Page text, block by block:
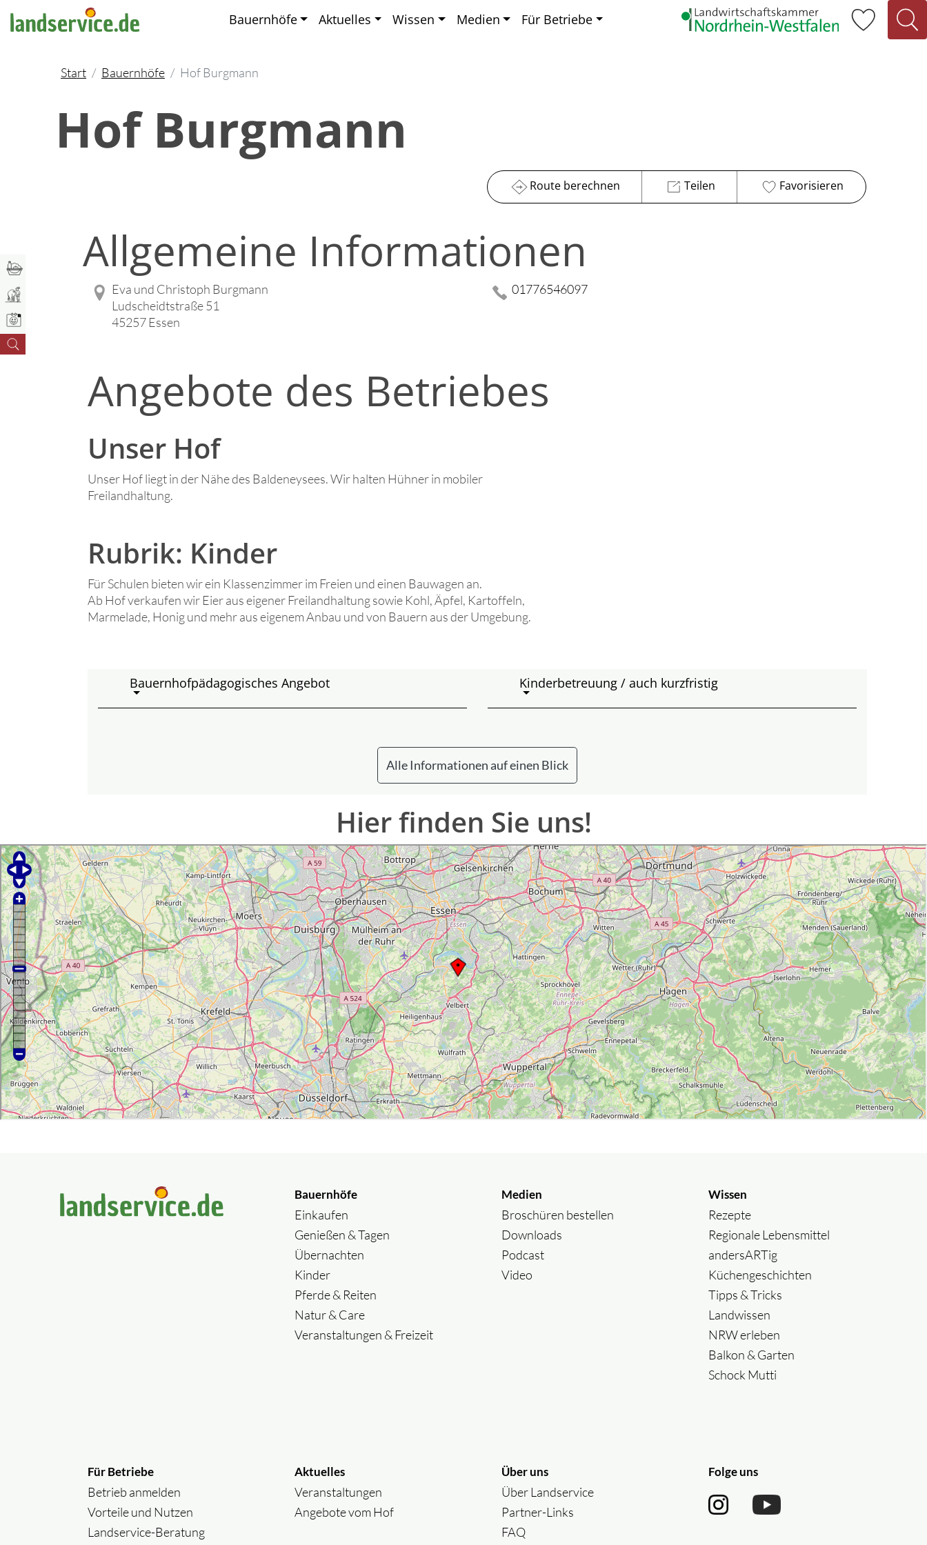
Bauernhöfe Aktuelles Wissen Medien Für Betriebe
Start Bauernhöfe Hof Burgmann
Hof Burgmann
Route berechnen Teilen Favorisieren
Allgemeine Informationen
Eva und Christoph Burgmann
Ludscheidtstraße 51
45257 Essen
01776546097
Angebote des Betriebes
Unser Hof
Unser Hof liegt in der Nähe des Baldeneysees. Wir halten Hühner in mobiler
Freilandhaltung.
Rubrik: Kinder
Für Schulen bieten wir ein Klassenzimmer im Freien und einen Bauwagen an.
Ab Hof verkaufen wir Eier aus eigener Freilandhaltung sowie Kohl, Äpfel, Kartoffeln,
Marmelade, Honig und mehr aus eigenem Anbau und von Bauern aus der Umgebung.
Bauernhofpädagogisches Angebot Kinderbetreuung / auch kurzfristig
Alle Informationen auf einen Blick
Hier finden Sie uns!
Bauernhöfe
Einkaufen
Genießen & Tagen
Übernachten
Kinder
Pferde & Reiten
Natur & Care
Veranstaltungen & Freizeit
Medien
Broschüren bestellen
Downloads
Podcast
Video
Wissen
Rezepte
Regionale Lebensmittel
andersARTig
Küchengeschichten
Tipps & Tricks
Landwissen
NRW erleben
Balkon & Garten
Schock Mutti
Für Betriebe
Betrieb anmelden
Vorteile und Nutzen
Landservice-Beratung
Aktuelles
Veranstaltungen
Angebote vom Hof
Über uns
Über Landservice
Partner-Links
FAQ
Folge uns